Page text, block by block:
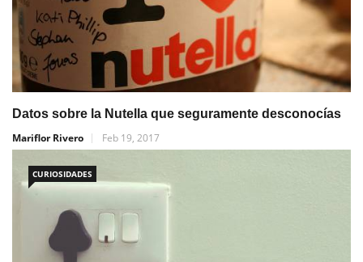
Datos sobre la Nutella que seguramente desconocías
Mariflor Rivero
Feb 19, 2017
CURIOSIDADES